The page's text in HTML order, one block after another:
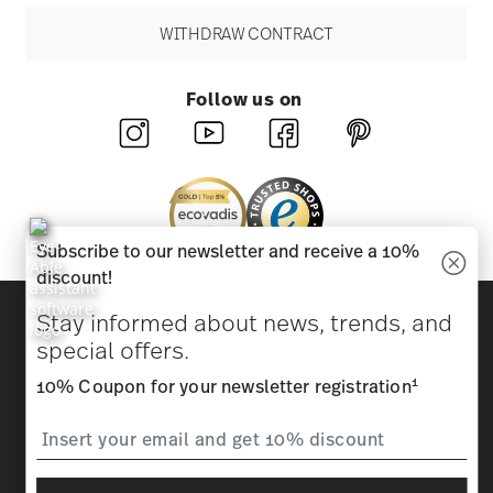
WITHDRAW CONTRACT
Follow us on
Beauty & functionality for your home
Homepage General terms and conditions
Privacy
*All prices incl. VAT and plusshipping costs.
Subscribe to our newsletter and receive a 10%
discount!
Stay informed about news, trends, and
special offers.
10% Coupon for your newsletter registration1